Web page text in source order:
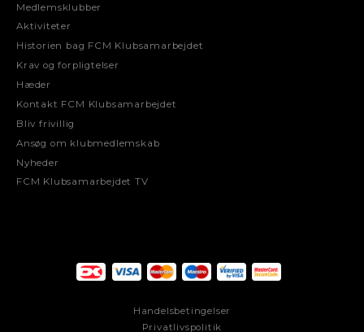
Medlemsklubber
Aktiviteter
Historien bag FCM Klubsamarbejdet
Krav og forpligtelser
Hæder
Kontakt FCM Klubsamarbejdet
Bliv frivillig
Ansøg om klubmedlemskab
Nyheder
FCM Klubsamarbejdet TV
Handelsbetingelser
Privatlivspolitik